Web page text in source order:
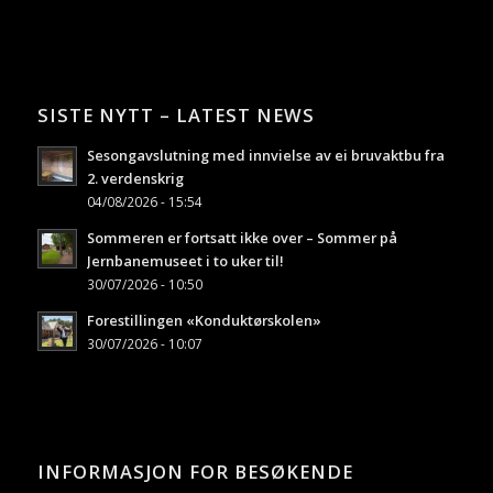
SISTE NYTT – LATEST NEWS
Sesongavslutning med innvielse av ei bruvaktbu fra
2. verdenskrig
04/08/2026 - 15:54
Sommeren er fortsatt ikke over – Sommer på
Jernbanemuseet i to uker til!
30/07/2026 - 10:50
Forestillingen «Konduktørskolen»
30/07/2026 - 10:07
INFORMASJON FOR BESØKENDE